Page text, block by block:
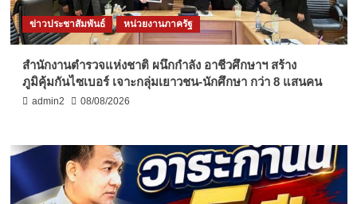
ข่าวประชาสัมพันธ์ หน่วยงานภาครัฐ
สำนักงานตำรวจแห่งชาติ ผนึกกำลัง อาชีวศึกษาฯ สร้าง
ภูมิคุ้มกันไซเบอร์ เจาะกลุ่มเยาวชน-นักศึกษา กว่า 8 แสนคน
admin2 08/08/2026